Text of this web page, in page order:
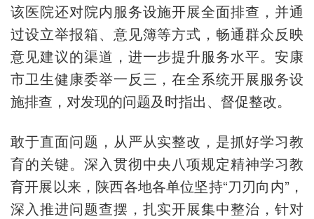
该医院还对院内服务设施开展全面排查，并通
过设立举报箱、意见簿等方式，畅通群众反映
意见建议的渠道，进一步提升服务水平。安康
市卫生健康委举一反三，在全系统开展服务设
施排查，对发现的问题及时指出、督促整改。
敢于直面问题，从严从实整改，是抓好学习教
育的关键。深入贯彻中央八项规定精神学习教
育开展以来，陕西各地各单位坚持“刀刃向内”，
深入推进问题查摆，扎实开展集中整治，针对